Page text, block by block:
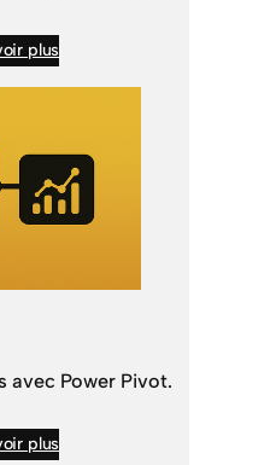
plus
avec Power Pivot.
plus